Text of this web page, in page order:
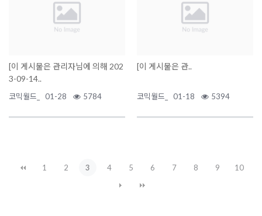
[이 게시물은 관리자님에 의해 202
3-09-14..
코믹월드_ 01-28 5784
[이 게시물은 관..
코믹월드_ 01-18 5394
1 2 3 4 5 6 7 8 9 10